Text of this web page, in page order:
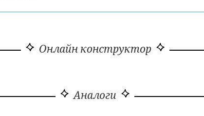
Онлайн конструктор
Аналоги